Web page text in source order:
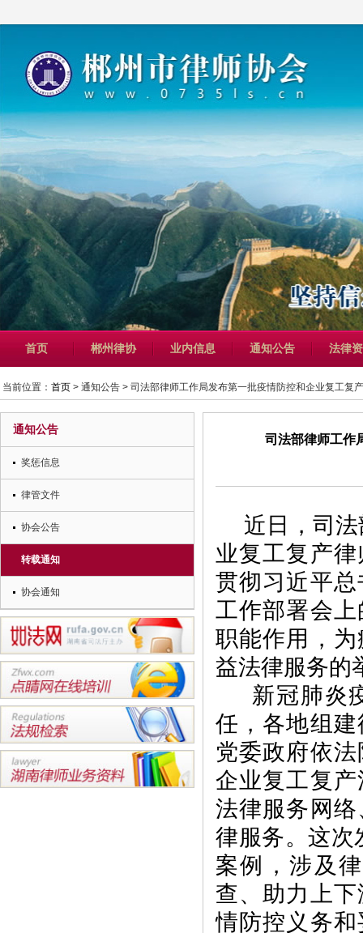
首页 郴州律协 业内信息 通知公告 法律
当前位置： 首页 > 通知公告 > 司法部律师工作局发布第一批疫情防控和企业复工复
通知公告
奖惩信息
律管文件
协会公告
转载通知
协会通知
司法部律师工作
近日， 司
业复工复产
贯彻习近平
工作部署会
职能作用，
益法律服务的
新冠肺炎
任，各地组
党委政府依
企业复工复
法律服务网
律服务。 这次
案例，涉及
查、助力上
情防控义务